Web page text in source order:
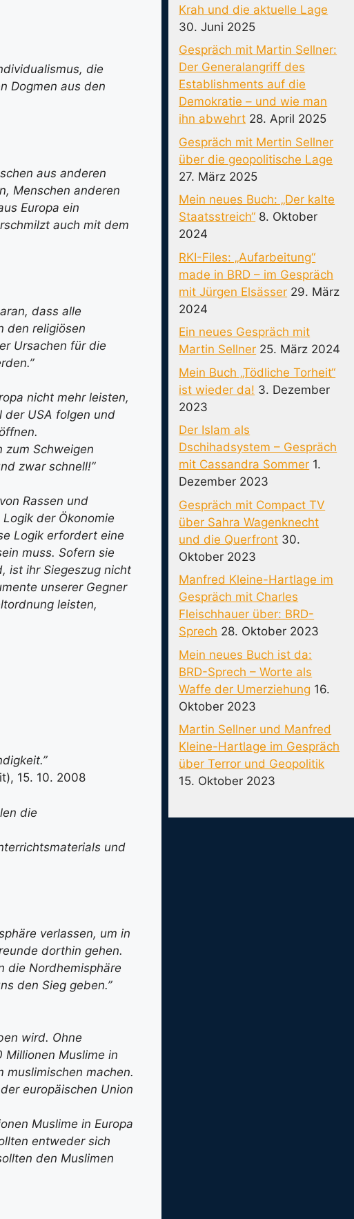
die
Dogmen aus den
aus anderen
Menschen anderen
Europa ein
auch mit dem
dass alle
den religiösen
Ursachen für die
nicht mehr leisten,
der USA folgen und
zum Schweigen
zwar schnell!”
Rassen und
der Ökonomie
Logik erfordert eine
muss. Sofern sie
ist ihr Siegeszug nicht
unserer Gegner
leisten,
15. 10. 2008
die
und
verlassen, um in
dorthin gehen.
die Nordhemisphäre
den Sieg geben.”
wird. Ohne
Millionen Muslime in
muslimischen machen.
europäischen Union
Muslime in Europa
entweder sich
den Muslimen
Krah und die aktuelle Lage
30. Juni 2025
Gespräch mit Martin Sellner:
Der Generalangriff des
Establishments auf die
Demokratie – und wie man
ihn abwehrt 28. April 2025
Gespräch mit Mertin Sellner
über die geopolitische Lage
27. März 2025
Mein neues Buch: „Der kalte
Staatsstreich“ 8. Oktober
2024
RKI-Files: „Aufarbeitung“
made in BRD – im Gespräch
mit Jürgen Elsässer 29. März
2024
Ein neues Gespräch mit
Martin Sellner 25. März 2024
Mein Buch „Tödliche Torheit“
ist wieder da! 3. Dezember
2023
Der Islam als
Dschihadsystem – Gespräch
mit Cassandra Sommer 1.
Dezember 2023
Gespräch mit Compact TV
über Sahra Wagenknecht
und die Querfront 30.
Oktober 2023
Manfred Kleine-Hartlage im
Gespräch mit Charles
Fleischhauer über: BRD-
Sprech 28. Oktober 2023
Mein neues Buch ist da:
BRD-Sprech – Worte als
Waffe der Umerziehung 16.
Oktober 2023
Martin Sellner und Manfred
Kleine-Hartlage im Gespräch
über Terror und Geopolitik
15. Oktober 2023